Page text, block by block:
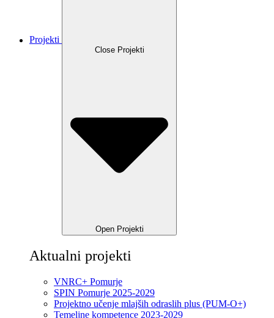
Projekti
Close Projekti
Open Projekti
Aktualni projekti
VNRC+ Pomurje
SPIN Pomurje 2025-2029
Projektno učenje mlajših odraslih plus (PUM-O+)
Temeljne kompetence 2023-2029